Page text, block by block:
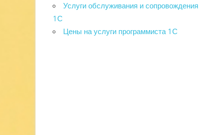
Услуги обслуживания и сопровождения
1С
Цены на услуги программиста 1С